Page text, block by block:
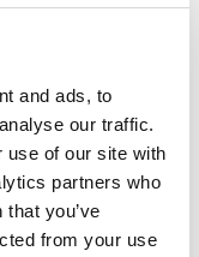
and ads, to
our traffic.
use of our site with
partners who
you’ve
from your use
des heiligen Karl
Borromäus.